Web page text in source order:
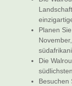
Planen
Die
Besuchen